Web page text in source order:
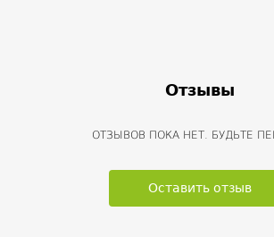
Отзывы
ОТЗЫВОВ ПОКА НЕТ. БУДЬТЕ
Оставить отзыв